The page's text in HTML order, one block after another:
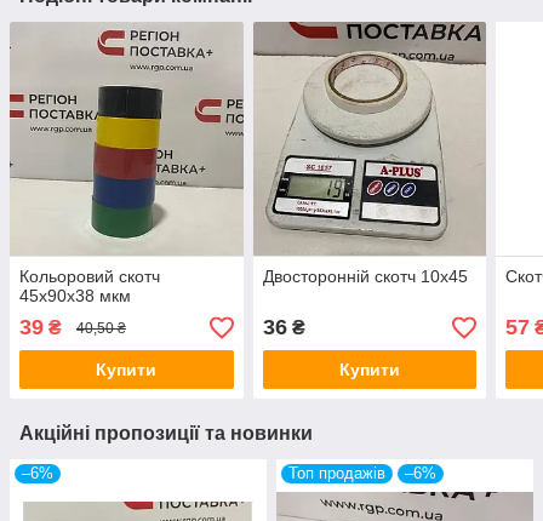
Кольоровий скотч
45х90х38 мкм
39 ₴ 40,50 ₴
Купити
Двосторонній скотч 10х45
36₴
Купити
57
Акційні пропозиції та новинки
–6% Топ продажів –6%